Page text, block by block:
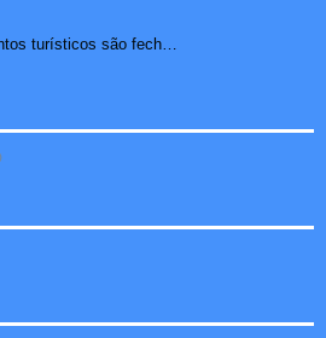
Cristo, Bondinho e outros pontos turísticos são fechados ...